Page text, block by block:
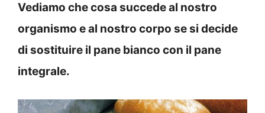
Vediamo che cosa succede al nostro
organismo e al nostro corpo se si decide
di sostituire il pane bianco con il pane
integrale.